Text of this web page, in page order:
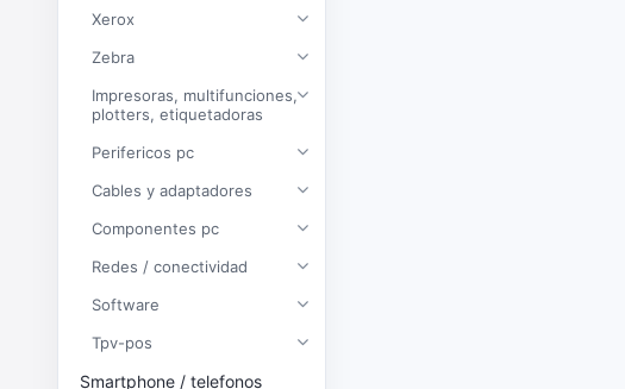
Xerox
Zebra
Impresoras, multifunciones,
plotters, etiquetadoras
Perifericos pc
Cables y adaptadores
Componentes pc
Redes / conectividad
Software
Tpv-pos
Smartphone / telefonos